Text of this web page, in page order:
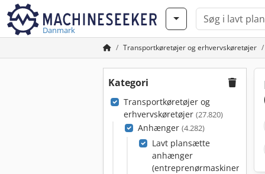
Danmark
Transportkøretøjer og erhvervskøretøjer
Kategori
Transportkøretøjer og
erhvervskøretøjer (27.820)
Anhænger (4.282)
Lavt plansætte
anhænger
(entreprenørmaskiner)